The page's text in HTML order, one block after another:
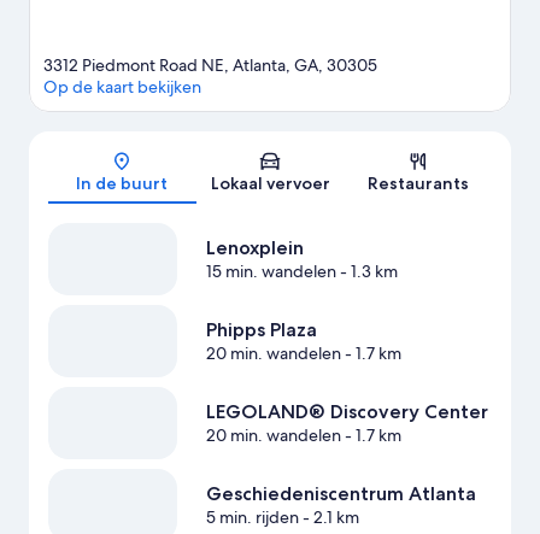
Kaart
3312 Piedmont Road NE, Atlanta, GA, 30305
Op de kaart bekijken
In de buurt Lokaal vervoer Restaurants
Lenoxplein
15 min. wandelen- 1.3 km
Phipps Plaza
20 min. wandelen- 1.7 km
LEGOLAND® Discovery Center
20 min. wandelen- 1.7 km
Geschiedeniscentrum Atlanta
5 min. rijden- 2.1 km